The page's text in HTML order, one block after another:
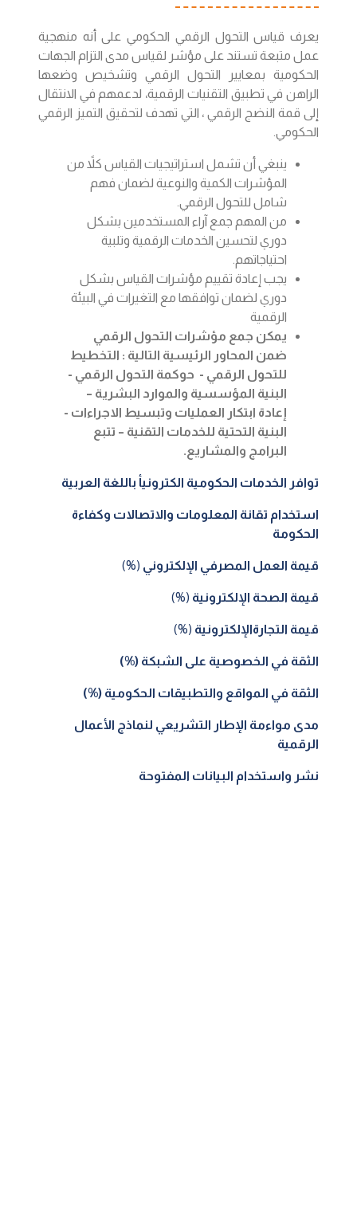
يعرف قياس التحول الرقمي الحكومي على أنه منهجية
عمل متبعة تستند على مؤشر لقياس مدى التزام الجهات
الحكومية بمعايير التحول الرقمي وتشخيص وضعها
الراهن في تطبيق التقنيات الرقمية، لدعمهم في الانتقال
إلى قمة النضج الرقمي ، التي تهدف لتحقيق التميز الرقمي
الحكومي.
ينبغي أن تشمل استراتيجيات القياس كلاً من
المؤشرات الكمية والنوعية لضمان فهم
شامل للتحول الرقمي.
من المهم جمع آراء المستخدمين بشكل
دوري لتحسين الخدمات الرقمية وتلبية
احتياجاتهم.
يجب إعادة تقييم مؤشرات القياس بشكل
دوري لضمان توافقها مع التغيرات في البيئة
الرقمية
يمكن جمع مؤشرات التحول الرقمي
ضمن المحاور الرئيسية التالية : التخطيط
للتحول الرقمي - حوكمة التحول الرقمي -
البنية المؤسسية والموارد البشرية –
إعادة ابتكار العمليات وتبسيط الاجراءات -
البنية التحتية للخدمات التقنية – تتبع
البرامج والمشاريع.
توافر الخدمات الحكومية الكترونيأ باللغة العربية
استخدام تقانة المعلومات والاتصالات وكفاءة
الحكومة
قيمة العمل المصرفي الإلكتروني (%)
قيمة الصحة الإلكترونية (%)
قيمة التجارةالإلكترونية (%)
الثقة في الخصوصية على الشبكة (%)
الثقة في المواقع والتطبيقات الحكومية (%)
مدى مواءمة الإطار التشريعي لنماذج الأعمال
الرقمية
نشر واستخدام البيانات المفتوحة